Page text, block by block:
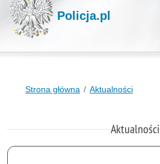
Policja.pl
Strona główna Aktualności
Aktualności